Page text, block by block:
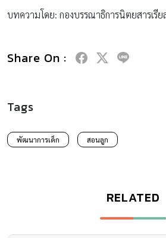
บทความโดย: กองบรรณาธิการนิตยสารเรีย
Share On :
Tags
พัฒนาการเด็ก สอนลูก
RELATED